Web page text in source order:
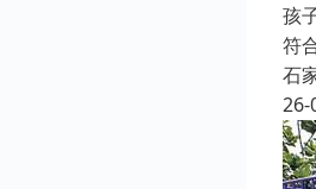
孩
符
石
26-